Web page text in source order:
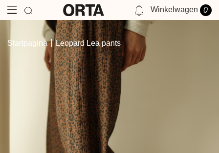
NOTIFICATIES
JE HEBT GEEN MELDING OP DIT MOMENT.
Winkelwagen 0
Startpagina Leopard Lea pants